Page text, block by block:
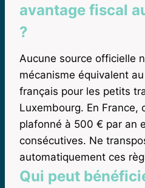
avantage fiscal
?
Aucune source officielle
mécanisme équivalent
français pour les petits
Luxembourg. En France,
plafonné à 500 € par an
consécutives. Ne
automatiquement ces
Qui peut